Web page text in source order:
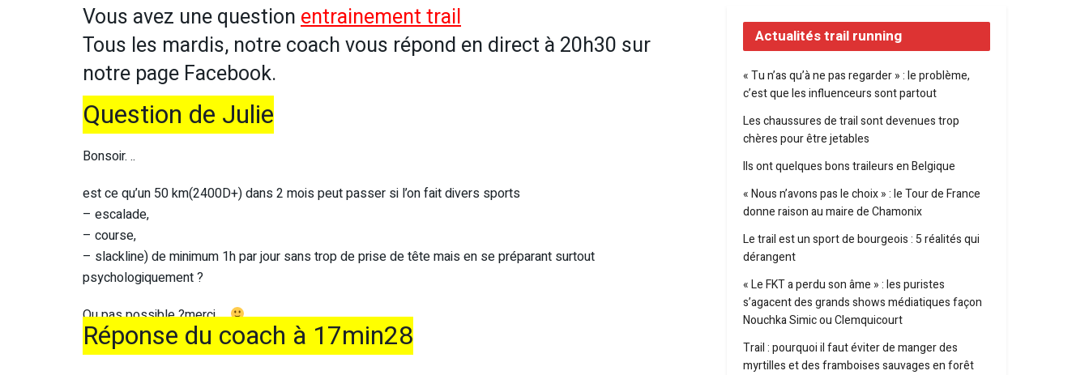
Vous avez une questionentrainement trail
Tous les mardis, notre coach vous répond en direct à 20h30 sur
notre page Facebook.
Question de Julie
Bonsoir. ..
est ce qu’un 50 km(2400D+) dans 2 mois peut passer si l’on fait divers sports
– escalade,
– course,
– slackline) de minimum 1h par jour sans trop de prise de tête mais en se préparant surtout
psychologiquement ?
Ou pas possible ?merci …
Réponse du coach à 17min28
Actualités trail running
« Tu n’as qu’à ne pas regarder » : le problème,
c’est que les influenceurs sont partout
Les chaussures de trail sont devenues trop
chères pour être jetables
Ils ont quelques bons traileurs en Belgique
« Nous n’avons pas le choix » : le Tour de France
donne raison au maire de Chamonix
Le trail est un sport de bourgeois : 5 réalités qui
dérangent
« Le FKT a perdu son âme » : les puristes
s’agacent des grands shows médiatiques façon
Nouchka Simic ou Clemquicourt
Trail : pourquoi il faut éviter de manger des
myrtilles et des framboises sauvages en forêt